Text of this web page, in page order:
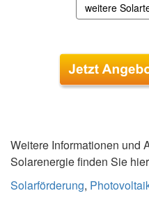
weitere
Weitere Informationen und
Solarenergie finden Sie
Solarförderung,